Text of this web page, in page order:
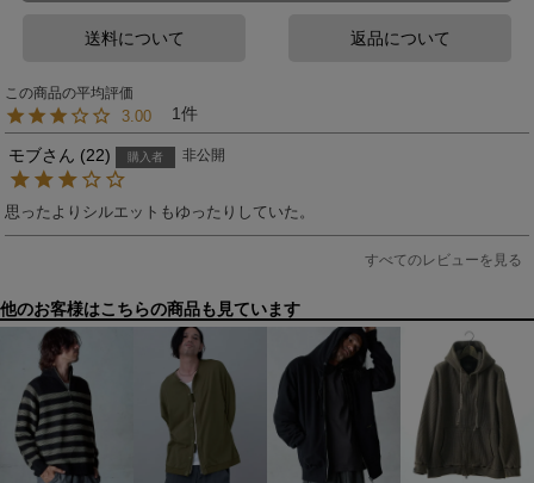
送料について 返品について
3.00 1
モブ 22 購入者 非公開
思ったよりシルエットもゆったりしていた。
すべてのレビューを見る
他のお客様はこちらの商品も見ています